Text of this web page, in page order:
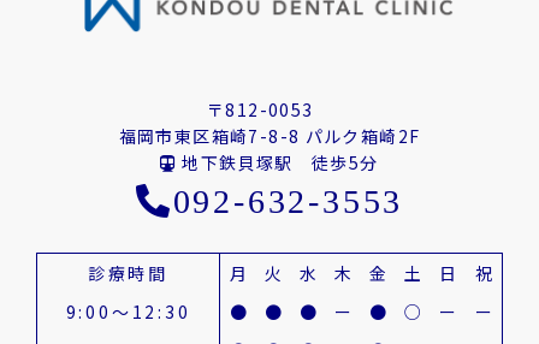
〒812-0053
福岡市東区箱崎7-8-8 パルク箱崎2F
地下鉄貝塚駅 徒歩5分
092-632-3553
診療時間 月 火 水 木 金 土 日
祝
9:00～12:30
● ● ● ー ● ○ ー
ー